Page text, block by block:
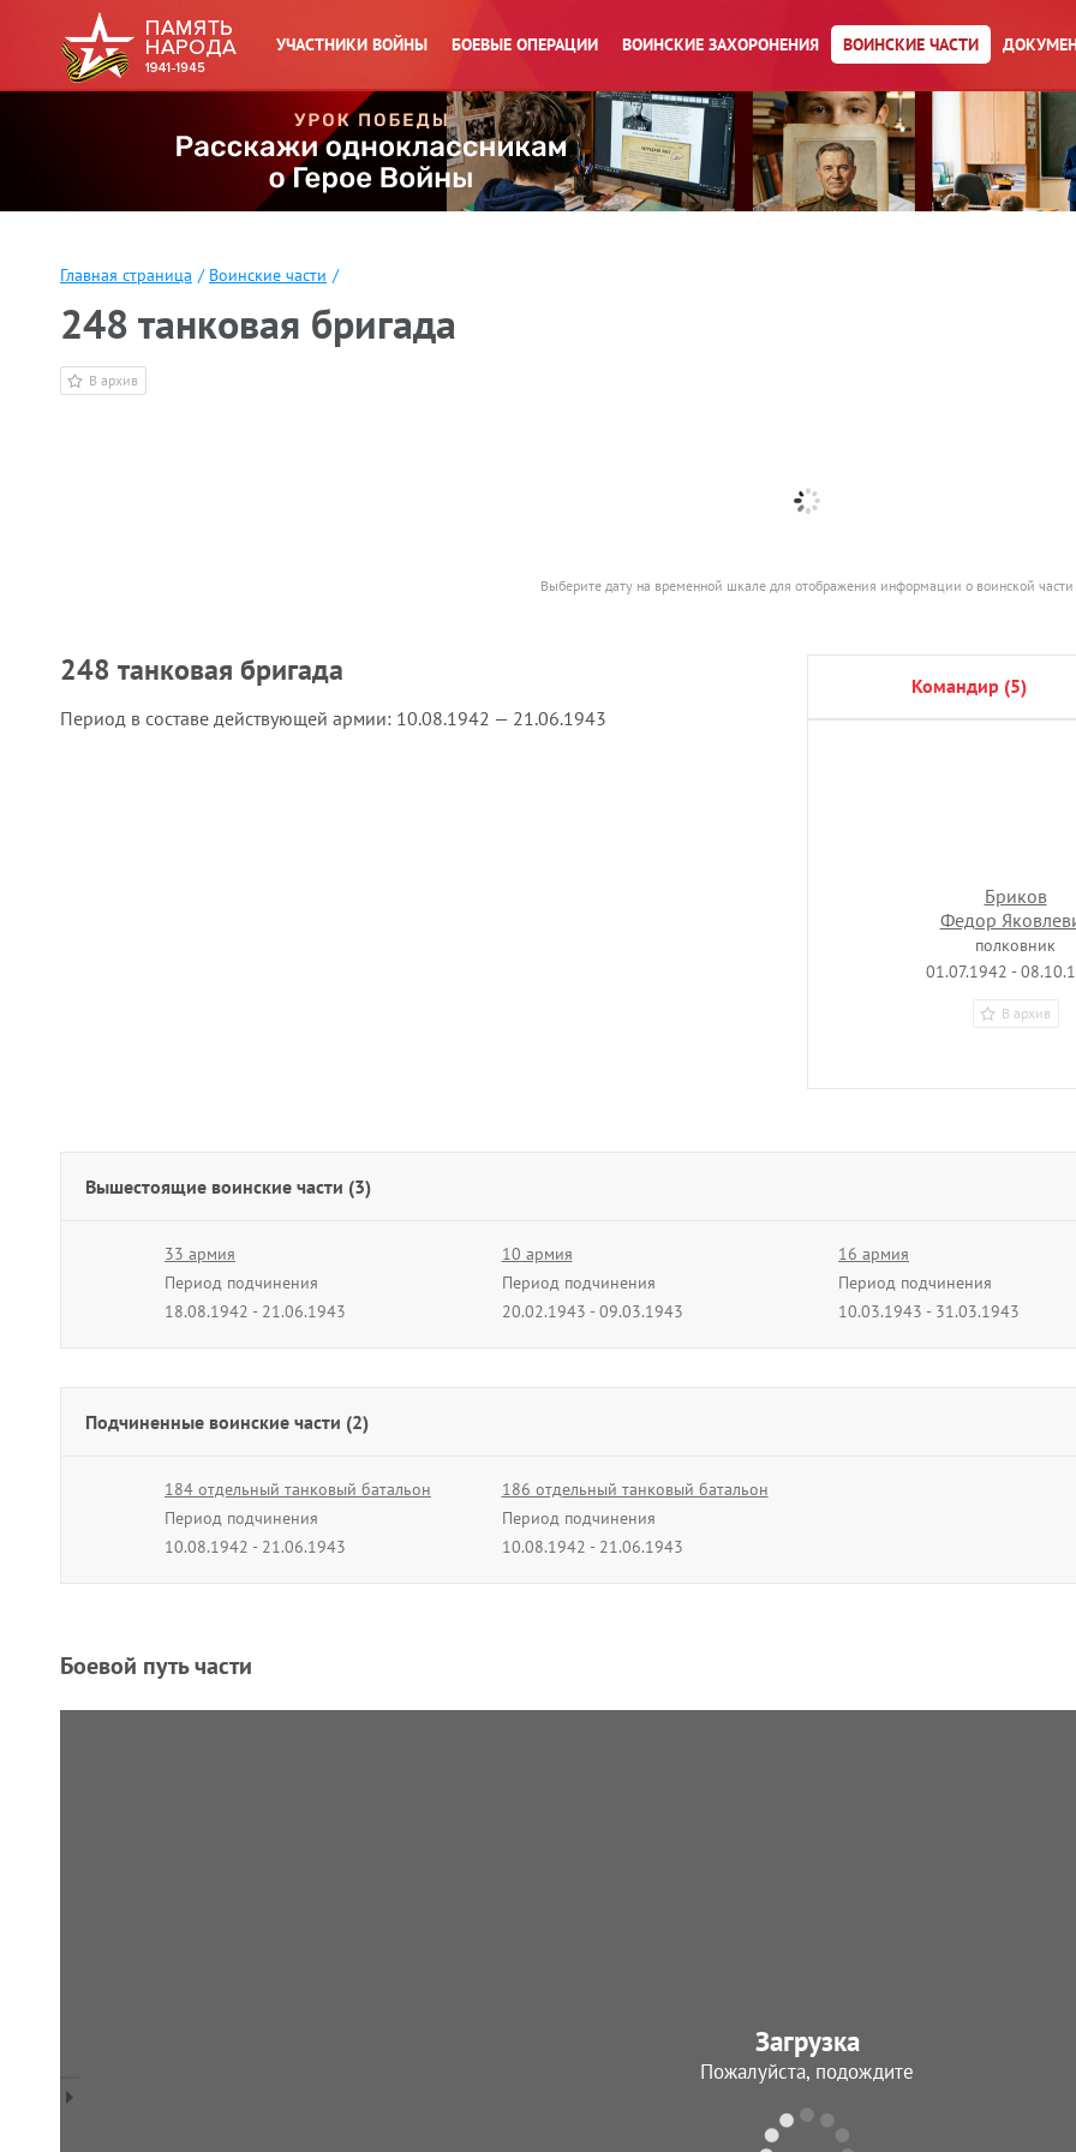
УЧАСТНИКИ ВОЙНЫ БОЕВЫЕ ОПЕРАЦИИ ВОИНСКИЕ ЗАХОРОНЕНИЯ ВОИНСКИЕ ЧАСТИ
Главная страница / Воинские части /
248 танковая бригада
В архив
Выберите дату на временной шкале для отображения информации о воинской части
248 танковая бригада
Период в составе действующей армии: 10.08.1942 — 21.06.1943
командир (5)
Бриков
Федор
полковник
01.07.1942 -
В архив
Вышестоящие воинские части (3)
33 армия
Период подчинения
18.08.1942 - 21.06.1943
10 армия
Период подчинения
20.02.1943 - 09.03.1943
16 армия
Период подчинения
10.03.1943 - 31.03.1943
Подчиненные воинские части (2)
184 отдельный танковый батальон
Период подчинения
10.08.1942 - 21.06.1943
186 отдельный танковый батальон
Период подчинения
10.08.1942 - 21.06.1943
Боевой путь части
Загрузка
Пожалуйста, подождите